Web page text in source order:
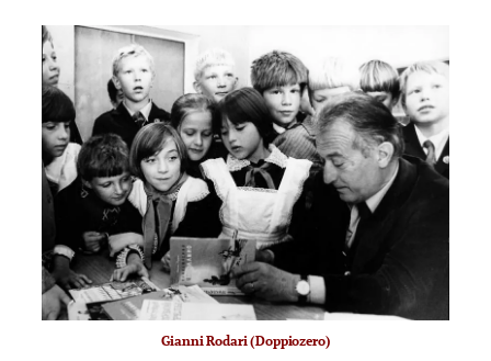
Gianni Rodari (Doppiozero)